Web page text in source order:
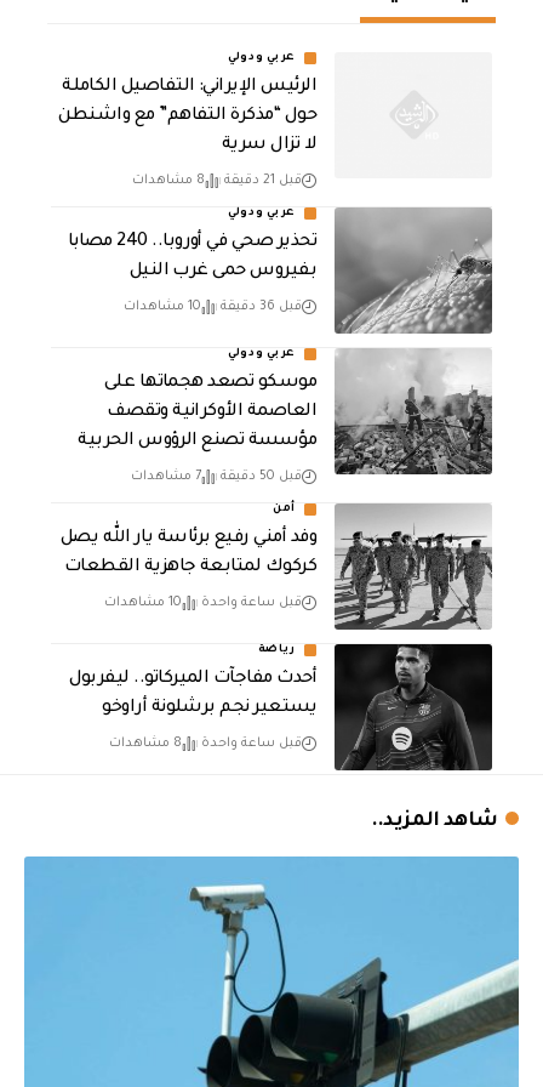
عربي ودولي
الرئيس الإيراني: التفاصيل الكاملة
حول “مذكرة التفاهم” مع واشنطن
لا تزال سرية
قبل 21 دقيقة 8 مشاهدات
عربي ودولي
تحذير صحي في أوروبا.. 240 مصابا
بفيروس حمى غرب النيل
قبل 36 دقيقة 10 مشاهدات
عربي ودولي
موسكو تصعد هجماتها على
العاصمة الأوكرانية وتقصف
مؤسسة تصنع الرؤوس الحربية
قبل 50 دقيقة 7 مشاهدات
أمن
وفد أمني رفيع برئاسة يار الله يصل
كركوك لمتابعة جاهزية القطعات
قبل ساعة واحدة 10 مشاهدات
رياضة
أحدث مفاجآت الميركاتو.. ليفربول
يستعير نجم برشلونة أراوخو
قبل ساعة واحدة 8 مشاهدات
شاهد المزيد..